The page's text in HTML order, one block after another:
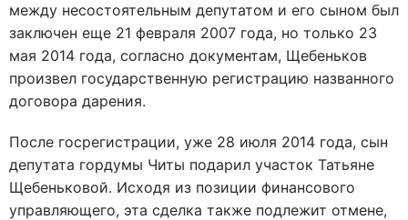
между несостоятельным депутатом и его сыном был
заключен еще 21 февраля 2007 года, но только 23
мая 2014 года, согласно документам, Щебеньков
произвел государственную регистрацию названного
договора дарения.
После госрегистрации, уже 28 июля 2014 года, сын
депутата гордумы Читы подарил участок Татьяне
Щебеньковой. Исходя из позиции финансового
управляющего, эта сделка также подлежит отмене,